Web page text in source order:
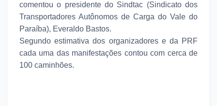
comentou o presidente do Sindtac (Sindicato dos
Transportadores Autônomos de Carga do Vale do
Paraíba), Everaldo Bastos.
Segundo estimativa dos organizadores e da PRF
cada uma das manifestações contou com cerca de
100 caminhões.